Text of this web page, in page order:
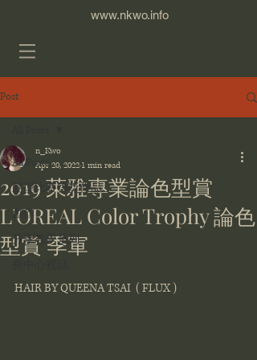
www.nkwo.info
Post
All Posts
髮型比賽得獎作品
創作
分享教學系列
2019 萊雅專業論色型賞
L'OREAL Color Trophy 論色
型賞 季軍
n_Kwo
Apr 20, 2022 1 min read
HAIR BY QUEENA TSAI  ( FLUX )